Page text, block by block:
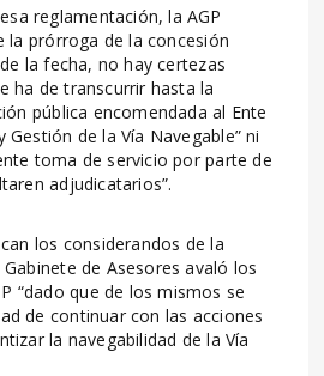
reglamentación, la AGP
la prórroga de la concesión
la fecha, no hay certezas
ha de transcurrir hasta la
pública encomendada al Ente
de la Vía Navegable” ni
toma de servicio por parte de
adjudicatarios”.
los considerandos de la
de Asesores avaló los
“dado que de los mismos se
de continuar con las acciones
la navegabilidad de la Vía